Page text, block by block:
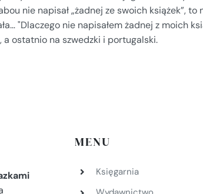
nie napisał „żadnej ze swoich książek”,
"Dlaczego nie napisałem żadnej z moich
a ostatnio na szwedzki i portugalski.
MENU
Księgarnia